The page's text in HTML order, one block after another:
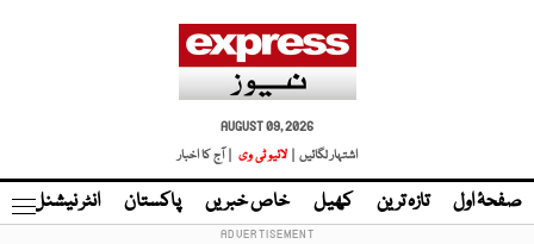
AUGUST 09, 2026
اشتہار لگائیں |
لائیو ٹی وی | آج کا اخبار
صفحۂ اول تازہ ترین کھیل خاص خبریں پاکستان انٹر نیشنل